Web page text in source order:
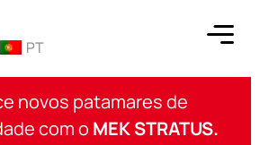
PT
novos patamares de
com o MEK STRATUS.